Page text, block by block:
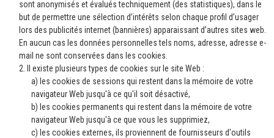
sont anonymisés et évalués techniquement (des statistiques), dans le
but de permettre une sélection d’intérêts selon chaque profil d’usager
lors des publicités internet (bannières) apparaissant d’autres sites web.
En aucun cas les données personnelles tels noms, adresse, adresse e-
mail ne sont conservées dans les cookies.
2. Il existe plusieurs types de cookies sur le site Web :
a) les cookies de sessions qui restent dans la mémoire de votre
navigateur Web jusqu'à ce qu'il soit désactivé,
b) les cookies permanents qui restent dans la mémoire de votre
navigateur Web jusqu'à ce que vous les supprimiez,
c) les cookies externes, ils proviennent de fournisseurs d'outils